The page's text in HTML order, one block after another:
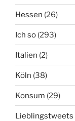
Hessen (26)
Ich so (293)
Italien (2)
Köln (38)
Konsum (29)
Lieblingstweets